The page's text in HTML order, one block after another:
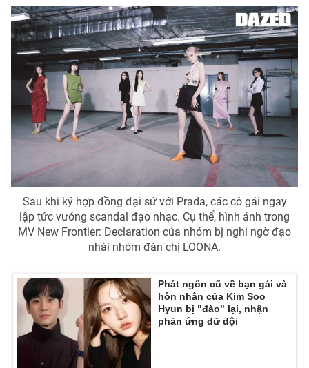
Sau khi ký hợp đồng đại sứ với Prada, các cô gái ngay
lập tức vướng scandal đạo nhạc. Cụ thể, hình ảnh trong
MV New Frontier: Declaration của nhóm bị nghi ngờ đạo
nhái nhóm đàn chị LOONA.
Phát ngôn cũ về bạn gái và
hôn nhân của Kim Soo
Hyun bị "đào" lại, nhận
phản ứng dữ dội